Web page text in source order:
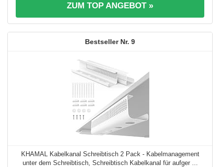
ZUM TOP ANGEBOT »
9
KHAMAL Kabelkanal Schreibtisch 2 Pack - Kabelmanagement
unter dem Schreibtisch, Schreibtisch Kabelkanal für aufger ...